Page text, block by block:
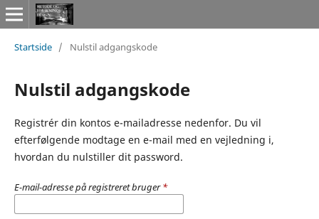
Startside / Nulstil adgangskode
Nulstil adgangskode
Registrér din kontos e-mailadresse nedenfor. Du vil
efterfølgende modtage en e-mail med en vejledning i,
hvordan du nulstiller dit password.
E-mail-adresse på registreret bruger*